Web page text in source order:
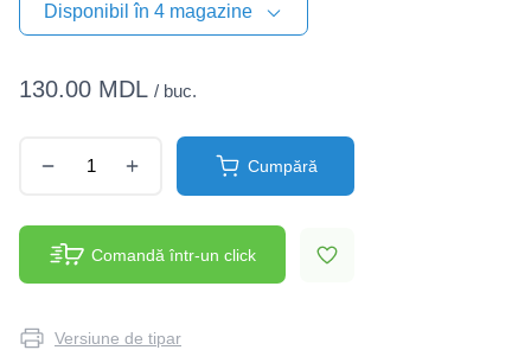
Disponibil în 4 magazine
130.00 MDL / buc.
Cumpără
Comandă într-un click
Versiune de tipar